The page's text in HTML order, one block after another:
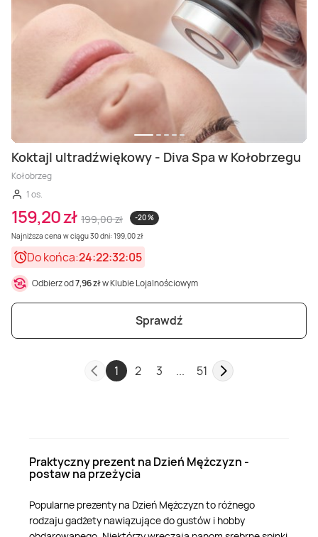
Koktajl ultradźwiękowy - Diva Spa w Kołobrzegu
Kołobrzeg
1 os.
159,20 zł 199,00 zł
-20 %
Najniższa cena w ciągu 30 dni: 199,00 zł
Do końca:24:22:32:03
Odbierz od7,96 złw Klubie Lojalnościowym
Sprawdź
1 2 3 ... 51
Praktyczny prezent na Dzień Mężczyzn -
postaw na przeżycia
Popularne prezenty na Dzień Mężczyzn to różnego
rodzaju gadżety nawiązujące do gustów i hobby